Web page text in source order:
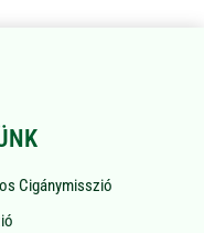
Cigánymisszió